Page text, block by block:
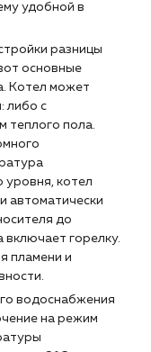
удобной в
разницы
основные
Котел может
либо с
теплого пола.
уровня, котел
автоматически
до
включает горелку.
пламени и
водоснабжения
на режим